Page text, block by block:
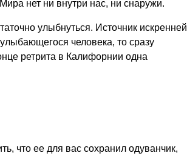
нет ни внутри нас, ни снаружи.
улыбнуться. Источник искренней
человека, то сразу
ретрита в Калифорнии одна
что ее для вас сохранил одуванчик,